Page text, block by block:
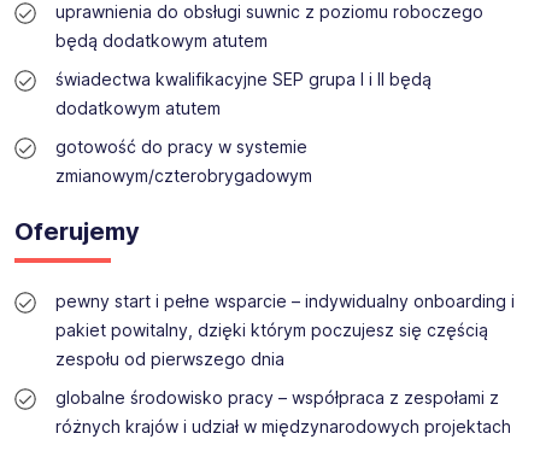
uprawnienia do obsługi suwnic z poziomu roboczego
będą dodatkowym atutem
świadectwa kwalifikacyjne SEP grupa I i II będą
dodatkowym atutem
gotowość do pracy w systemie
zmianowym/czterobrygadowym
Oferujemy
pewny start i pełne wsparcie – indywidualny onboarding i
pakiet powitalny, dzięki którym poczujesz się częścią
zespołu od pierwszego dnia
globalne środowisko pracy – współpraca z zespołami z
różnych krajów i udział w międzynarodowych projektach